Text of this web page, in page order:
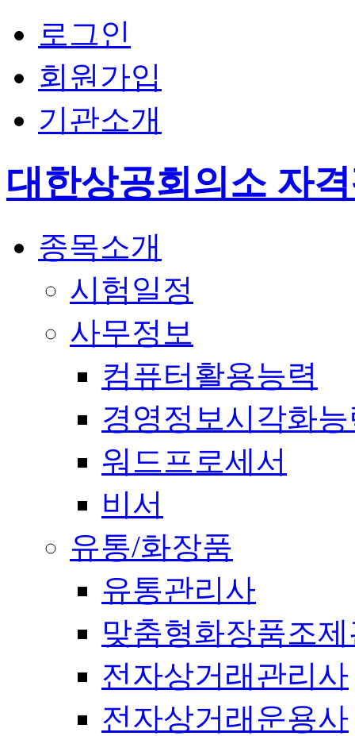
로그인
회원가입
기관소개
대한상공회의소 자
종목소개
시험일정
사무정보
컴퓨터활용능력
경영정보시각화
워드프로세서
비서
유통/화장품
유통관리사
맞춤형화장품조
전자상거래관리사
전자상거래운용사